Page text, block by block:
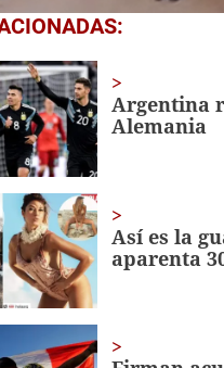
Volume
Argentina
Alemania
Así es la
aparenta